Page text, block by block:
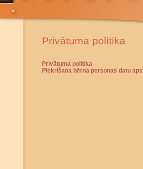
Privātuma politika
Privātuma politika
Piekrišana bērna personas datu